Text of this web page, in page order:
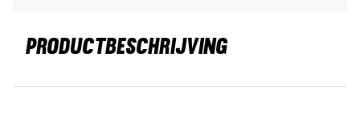
PRODUCTBESCHRIJVING